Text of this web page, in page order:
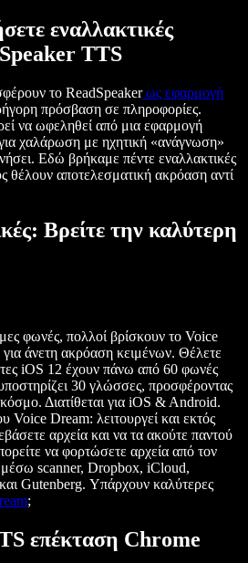
εναλλακτικές
TTS
το ReadSpeakerως εφαρμογή
πρόσβαση σε πληροφορίες.
να ωφεληθεί από μια εφαρμογή
χαλάρωση με ηχητική «ανάγνωση»
Εδώ βρήκαμε πέντε εναλλακτικές
θέλουν αποτελεσματική ακρόαση αντί
Βρείτε την καλύτερη
φωνές, πολλοί βρίσκουν το Voice
άνετη ακρόαση κειμένων. Θέλετε
iOS 12 έχουν πάνω από 60 φωνές
30 γλώσσες, προσφέροντας
Διατίθεται για iOS & Android.
Voice Dream: λειτουργεί και εκτός
αρχεία και να τα ακούτε παντού
να φορτώσετε αρχεία από τον
scanner, Dropbox, iCloud,
Gutenberg. Υπάρχουν καλύτερες
;
επέκταση Chrome